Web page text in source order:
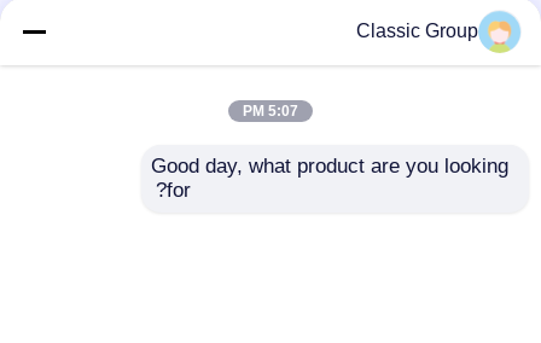
Classic Group
5:07 PM
Good day, what product are you looking
for?